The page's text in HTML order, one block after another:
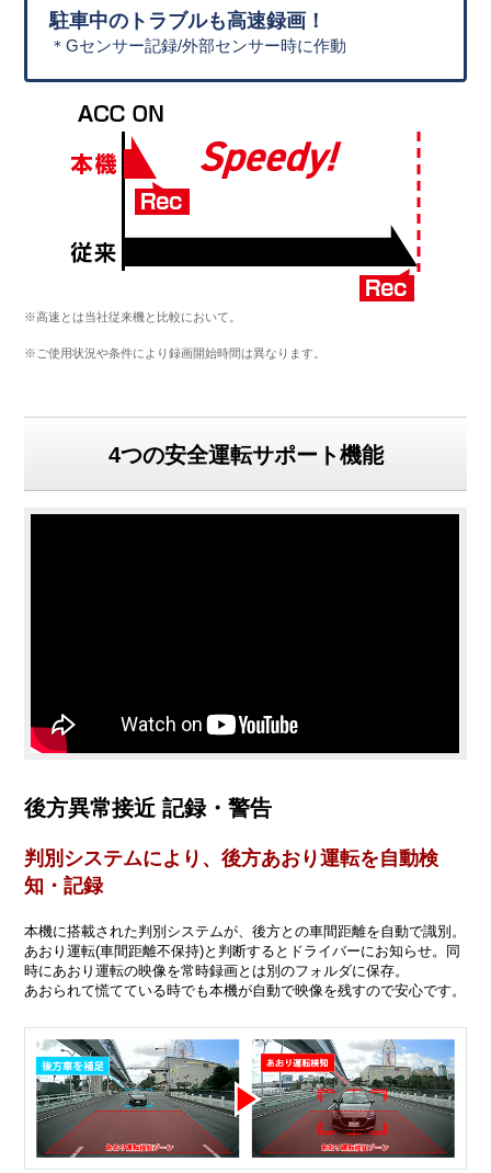
駐車中のトラブルも高速録画！
＊Gセンサー記録/外部センサー時に作動
※高速とは当社従来機と比較において。
※ご使用状況や条件により録画開始時間は異なります。
4つの安全運転サポート機能
後方異常接近 記録・警告
判別システムにより、後方あおり運転を自動検
知・記録
本機に搭載された判別システムが、後方との車間距離を自動で識別。
あおり運転(車間距離不保持)と判断するとドライバーにお知らせ。同
時にあおり運転の映像を常時録画とは別のフォルダに保存。
あおられて慌てている時でも本機が自動で映像を残すので安心です。